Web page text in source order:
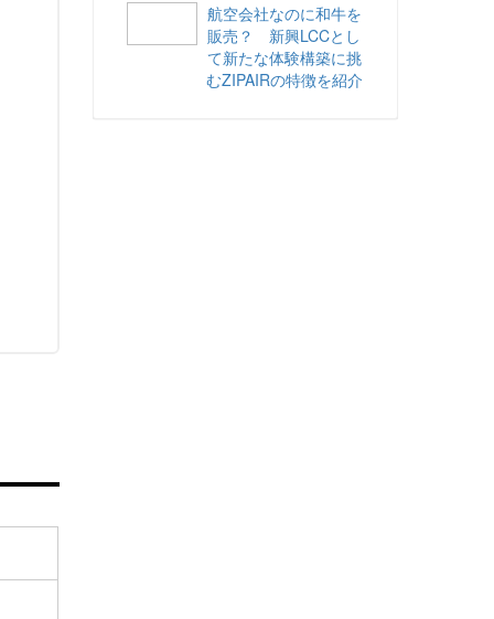
航空会社なのに和牛を
販売？ 新興LCCとし
て新たな体験構築に挑
むZIPAIRの特徴を紹介